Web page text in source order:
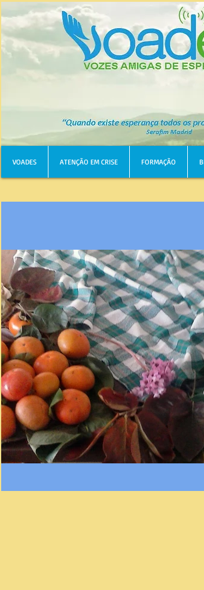
VOADES ATENÇÃO EM CRISE FORMAÇÃO